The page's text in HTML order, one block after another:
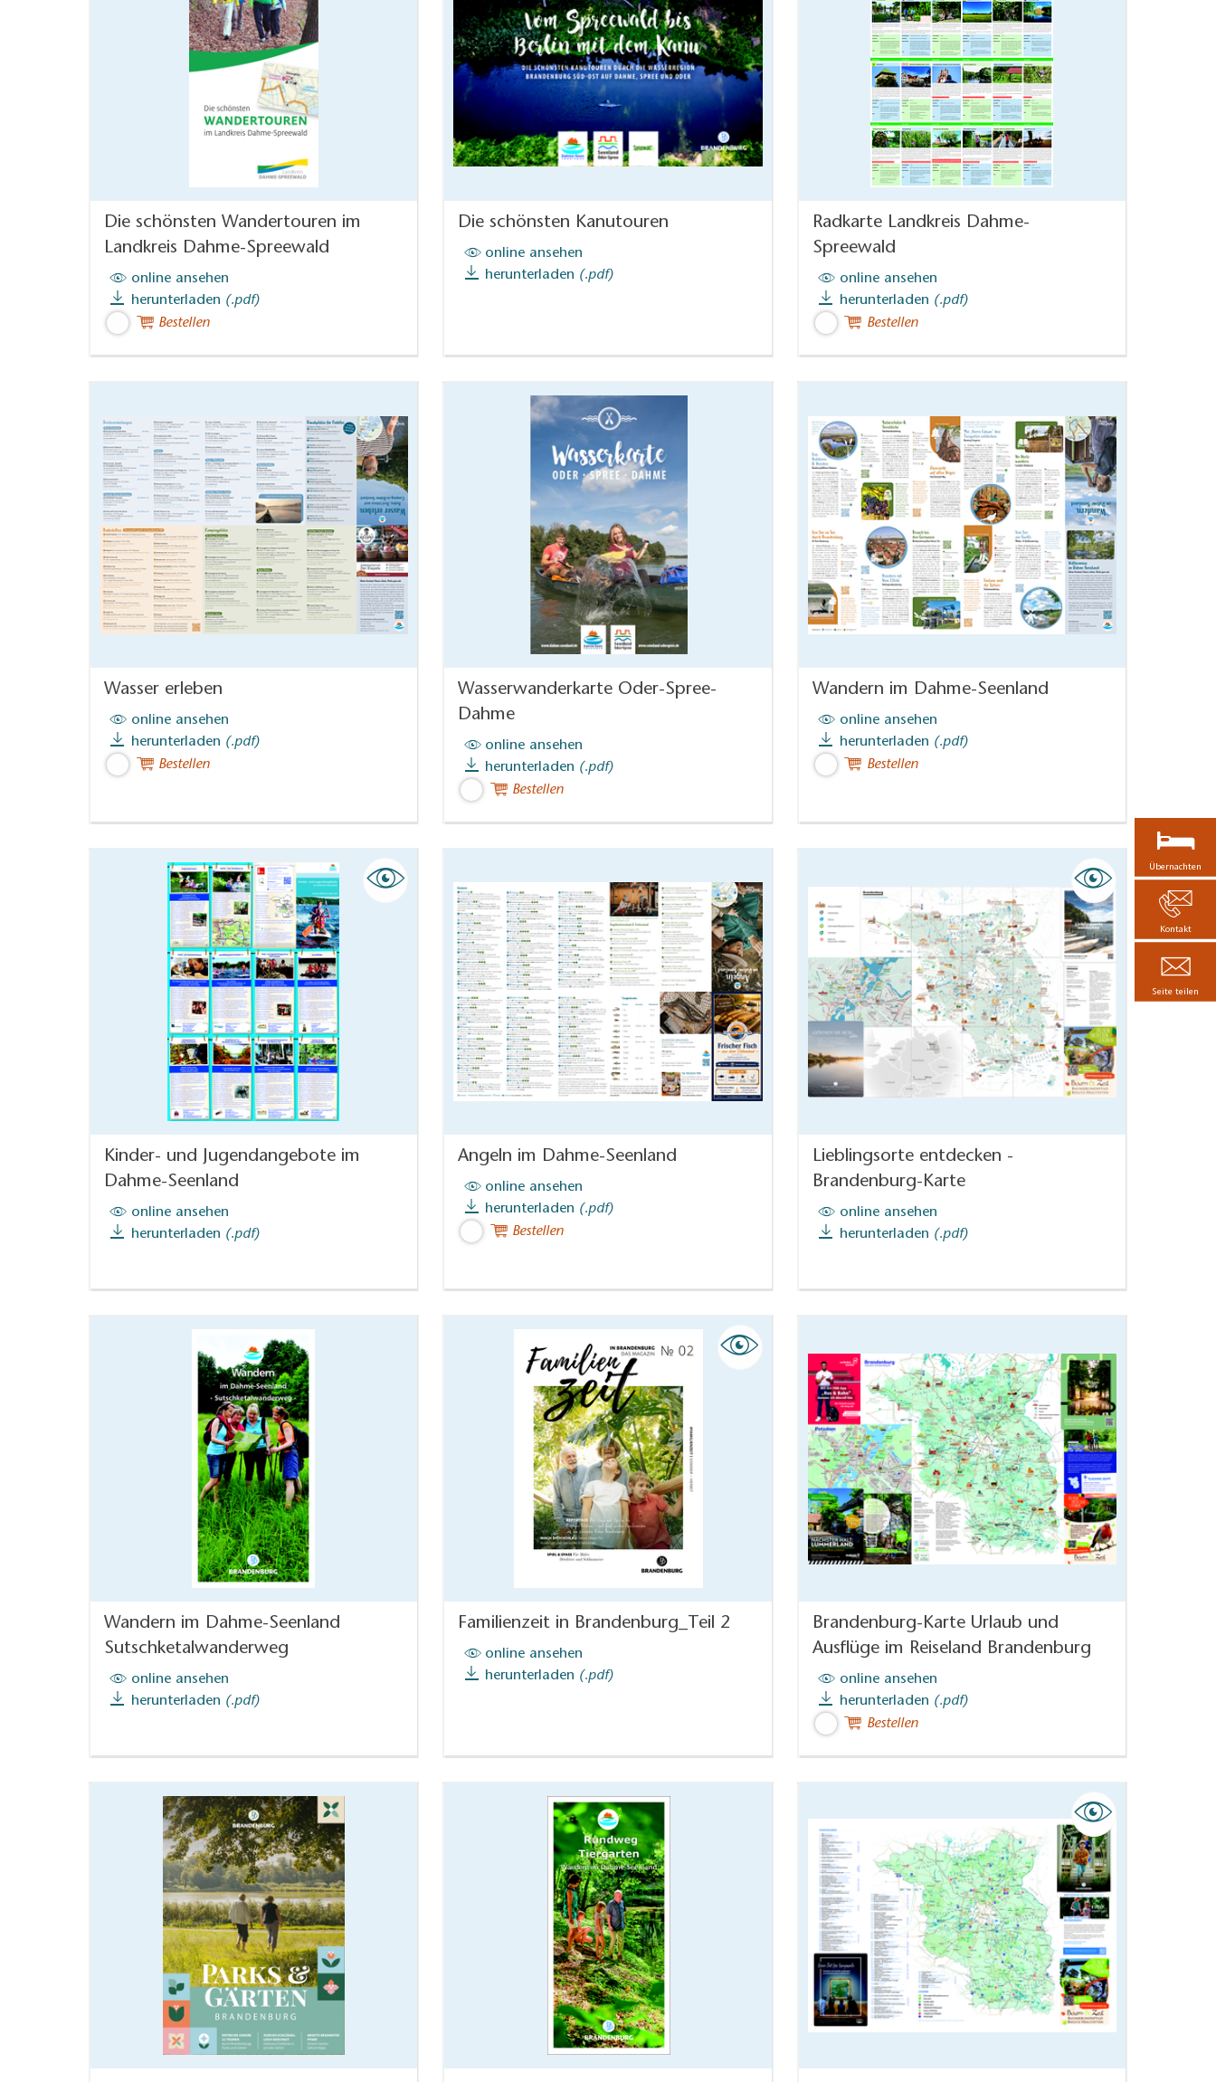
Die schönsten Wandertouren im
Landkreis Dahme-Spreewald
online ansehen
herunterladen (.pdf)
Bestellen
Die schönsten Kanutouren
online ansehen
herunterladen (.pdf)
Radkarte Landkreis Dahme-
Spreewald
online ansehen
herunterladen (.pdf)
Bestellen
Wasser erleben
online ansehen
herunterladen (.pdf)
Bestellen
Wasserwanderkarte Oder-Spree-
Dahme
online ansehen
herunterladen (.pdf)
Bestellen
Wandern im Dahme-Seenland
online ansehen
herunterladen (.pdf)
Bestellen
Kinder- und Jugendangebote im
Dahme-Seenland
online ansehen
herunterladen (.pdf)
Angeln im Dahme-Seenland
online ansehen
herunterladen (.pdf)
Bestellen
Lieblingsorte entdecken -
Brandenburg-Karte
online ansehen
herunterladen (.pdf)
Wandern im Dahme-Seenland
Sutschketalwanderweg
online ansehen
herunterladen (.pdf)
Familienzeit in Brandenburg_Teil 2
online ansehen
herunterladen (.pdf)
Brandenburg-Karte Urlaub und
Ausflüge im Reiseland Brandenburg
online ansehen
herunterladen (.pdf)
Bestellen
Übernachten
Kontakt
Seite teilen